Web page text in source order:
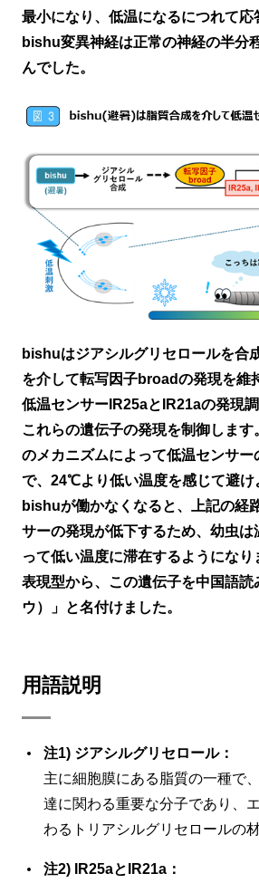
最小になり、低温になるにつれて応
bishu変異神経は正常の神経の半分
んでした。
bishuはジアシルグリセロールを合
を介して転写因子broadの発現を維
低温センサーIR25aとIR21aの発現
これらの遺伝子の発現を制御します
のメカニズムによって低温センサー
で、24℃より低い温度を感じて避け
bishuが働かなくなると、上記の経
サーの発現が低下するため、幼虫は
って低い温度に滞在するようにな
表現型から、この遺伝子を中国語読
ウ）」と名付けました。
用語説明
注1) ジアシルグリセロール：
主に細胞膜にある脂質の一種で
達に関わる重要な分子であり、
わるトリアシルグリセロールの
注2) IR25aとIR21a：